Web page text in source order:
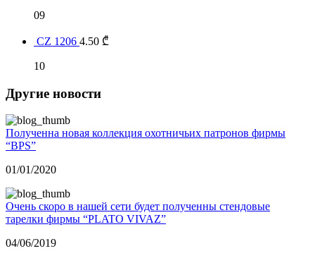
09
CZ 1206 4.50 ₾
10
Другие новости
Полученна новая коллекция охотничьих патронов фирмы
“BPS”
01/01/2020
Очень скоро в нашей сети будет полученны стендовые
тарелки фирмы “PLATO VIVAZ”
04/06/2019